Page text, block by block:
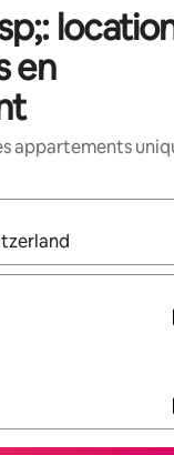
en
appartements
utilisez les